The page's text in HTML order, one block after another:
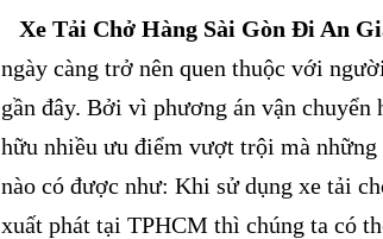
Xe Tải Chở Hàng Sài Gòn Đi An
ngày càng trở nên quen thuộc với
gần đây. Bởi vì phương án vận chuyển
hữu nhiều ưu điểm vượt trội mà
nào có được như: Khi sử dụng xe tải
xuất phát tại TPHCM thì chúng ta có